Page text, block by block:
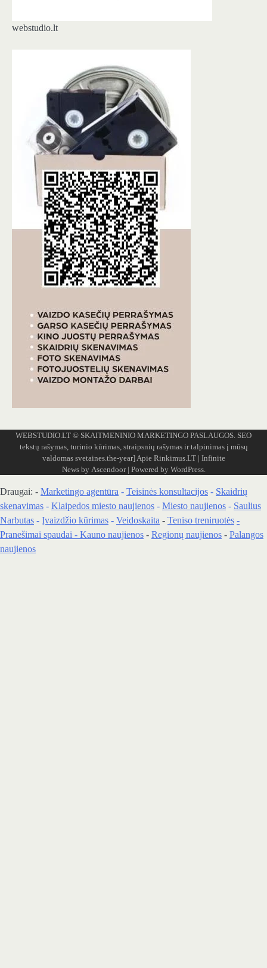
webstudio.lt
WEBSTUDIO.LT © SKAITMENINIO MARKETINGO PASLAUGOS. SEO
tekstų rašymas, turinio kūrimas, straipsnių rašymas ir talpinimas į mūsų
valdomas svetaines.the-year]Apie Rinkimus.LT| Infinite
News by Ascendoor| Powered by WordPress.
Draugai: - Marketingo agentūra - Teisinės konsultacijos - Skaidrių
skenavimas - Klaipedos miesto naujienos - Miesto naujienos - Saulius
Narbutas - Įvaizdžio kūrimas - Veidoskaita - Teniso treniruotės -
Pranešimai spaudai - Kauno naujienos - Regionų naujienos - Palangos
naujienos